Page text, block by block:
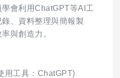
會利用ChatGPT等AI工
、資料整理與簡報製
與創造力。
用工具：ChatGPT)